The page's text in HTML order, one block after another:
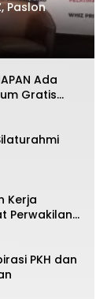
Paslon
Ada
Gratis
Kerja
Perwakilan
PKH dan